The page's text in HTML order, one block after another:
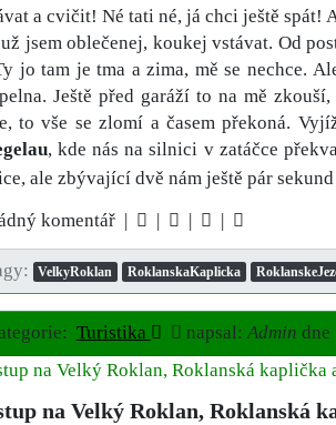
a cvičit! Né tati né, já chci ještě spát!
jsem oblečenej, koukej vstávat. Od
jo tam je tma a zima, mě se nechce.
Ještě před garáží to na mě
to vše se zlomí a časem překoná.
, kde nás na silnici v zatáčce
ale zbývající dvě nám ještě pár
komentář |
VelkyRoklan RoklanskaKaplicka
Turistika napsal:Admin dne
na Velký Roklan, Roklanská